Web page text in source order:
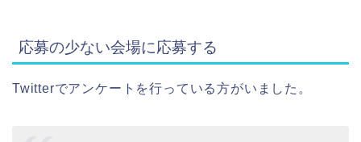
応募の少ない会場に応募する
Twitterでアンケートを行っている方がいました。